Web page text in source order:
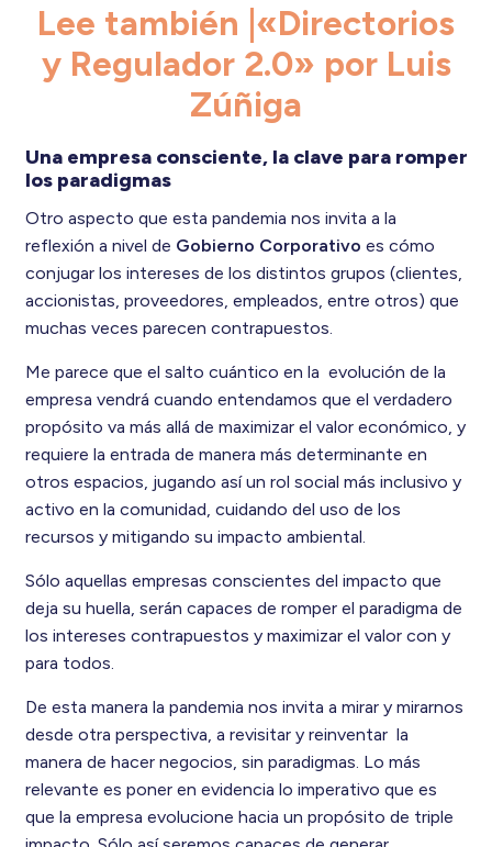
Lee también |«Directorios
y Regulador 2.0» por Luis
Zúñiga
Una empresa consciente, la clave para romper
los paradigmas
Otro aspecto que esta pandemia nos invita a la
reflexión a nivel de Gobierno Corporativo es cómo
conjugar los intereses de los distintos grupos (clientes,
accionistas, proveedores, empleados, entre otros) que
muchas veces parecen contrapuestos.
Me parece que el salto cuántico en la evolución de la
empresa vendrá cuando entendamos que el verdadero
propósito va más allá de maximizar el valor económico, y
requiere la entrada de manera más determinante en
otros espacios, jugando así un rol social más inclusivo y
activo en la comunidad, cuidando del uso de los
recursos y mitigando su impacto ambiental.
Sólo aquellas empresas conscientes del impacto que
deja su huella, serán capaces de romper el paradigma de
los intereses contrapuestos y maximizar el valor con y
para todos.
De esta manera la pandemia nos invita a mirar y mirarnos
desde otra perspectiva, a revisitar y reinventar la
manera de hacer negocios, sin paradigmas. Lo más
relevante es poner en evidencia lo imperativo que es
que la empresa evolucione hacia un propósito de triple